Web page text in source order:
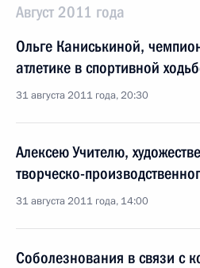
Август 2011 года
Ольге Каниськиной,
атлетике в спортивной
31 августа 2011 года, 20:30
Алексею Учителю,
творческо-
31 августа 2011 года, 14:00
Соболезнования в связи с